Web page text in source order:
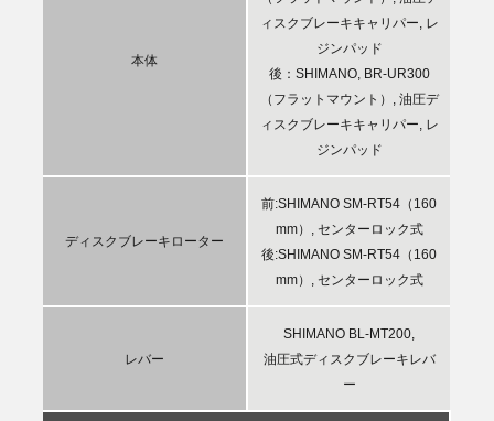
本体
ィスクブレーキキャリパー, レ
ジンパッド
後：SHIMANO, BR-UR300
（フラットマウント）, 油圧デ
ィスクブレーキキャリパー, レ
ジンパッド
ディスクブレーキローター
前:SHIMANO SM-RT54（160
mm）, センターロック式
後:SHIMANO SM-RT54（160
mm）, センターロック式
レバー
SHIMANO BL-MT200,
油圧式ディスクブレーキレバ
ー